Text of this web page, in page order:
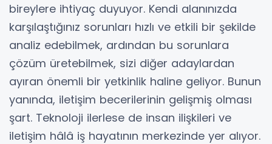
bireylere ihtiyaç duyuyor. Kendi alanınızda
karşılaştığınız sorunları hızlı ve etkili bir şekilde
analiz edebilmek, ardından bu sorunlara
çözüm üretebilmek, sizi diğer adaylardan
ayıran önemli bir yetkinlik haline geliyor. Bunun
yanında, iletişim becerilerinin gelişmiş olması
şart. Teknoloji ilerlese de insan ilişkileri ve
iletişim hâlâ iş hayatının merkezinde yer alıyor.